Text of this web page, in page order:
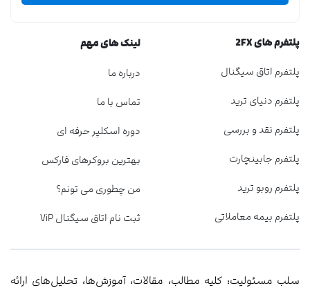
پلتفرم های 2FX
پلتفرم اتاق سیگنال
پلتفرم دنیای ترید
پلتفرم نقد و بررسی
پلتفرم جابینچارت
پلتفرم روبو ترید
پلتفرم بیمه معاملاتی
لینک های مهم
درباره ما
تماس با ما
دوره اسکلپر حرفه ای
بهترین بروکرهای فارکس
من چطوری می تونم؟
ثبت نام اتاق سیگنال ViP
سلب مسئولیت: کلیه مطالب، مقالات، آموزش‌ها، تحلیل‌های ارائه